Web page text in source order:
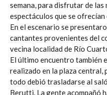
semana, para disfrutar de
espectáculos que se ofrecían
En el escenario se
cantantes provenientes del
vecina localidad de Río
El último encuentro también
realizado en la plaza central,
todo debió trasladarse al
Berutti. La gente acompañó